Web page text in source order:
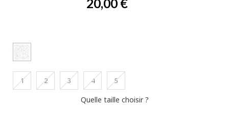
20,00 €
1 2 3 4 5
Quelle taille choisir ?